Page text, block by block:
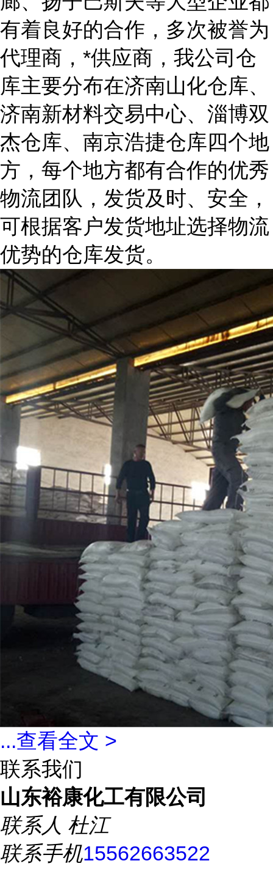
有着良好的合作，多次被誉为
代理商，*供应商，我公司仓
库主要分布在济南山化仓库、
济南新材料交易中心、淄博双
杰仓库、南京浩捷仓库四个地
方，每个地方都有合作的优秀
物流团队，发货及时、安全，
可根据客户发货地址选择物流
优势的仓库发货。
...查看全文 >
联系我们
山东裕康化工有限公司
联系人 杜江
联系手机15562663522